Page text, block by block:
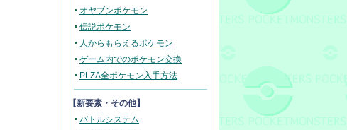
オヤブンポケモン
伝説ポケモン
人からもらえるポケモン
ゲーム内でのポケモン交換
PLZA全ポケモン入手方法
【新要素・その他】
バトルシステム